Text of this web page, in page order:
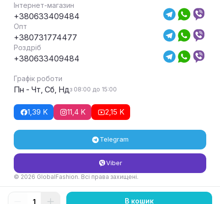
Інтернет-магазин
+380633409484
Опт
+380731774477
Роздріб
+380633409484
Графік роботи
Пн - Чт, Сб, Ндз 08:00 до 15:00
1,39 K 11,4 K 2,15 K
Telegram
Viber
© 2026 GlobalFashion. Всі права захищені.
Умови повернення та обміну товару
В кошик